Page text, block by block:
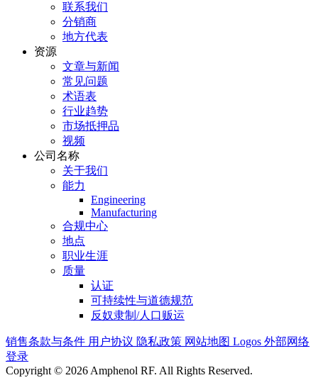
联系我们
分销商
地方代表
资源
文章与新闻
常见问题
术语表
行业趋势
市场抵押品
视频
公司名称
关于我们
能力
Engineering
Manufacturing
合规中心
地点
职业生涯
质量
认证
可持续性与道德规范
反奴隶制/人口贩运
销售条款与条件 用户协议 隐私政策 网站地图 Logos 外部网络
登录
Copyright © 2026 Amphenol RF. All Rights Reserved.